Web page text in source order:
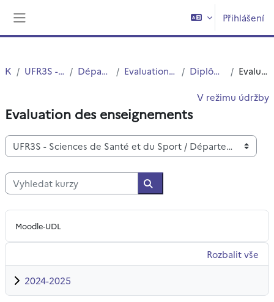
Přihlášení
Kurzy UFR3S - Sciences de Santé et du Sport Département UFR3S - Pharmacie Evaluation des formations et des enseignements Diplôme de Docteur en pharmacie Evaluation des enseignements
V režimu údržby
Evaluation des enseignements
Kategorie kurzů
Vyhledat kurzy
Vyhledat kurzy
Moodle-UDL
Rozbalit vše
2024-2025